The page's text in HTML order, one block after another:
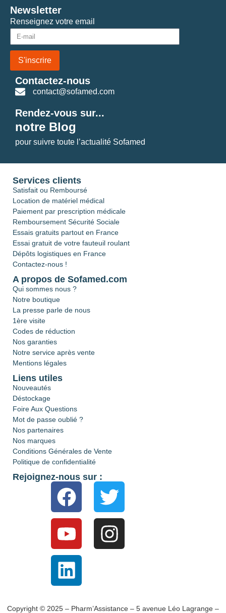
Renseignez votre email
S'inscrire
Newsletter
Contactez-nous
contact@sofamed.com
Rendez-vous sur...
notre Blog
pour suivre toute l’actualité Sofamed
Services clients
Satisfait ou Remboursé
Location de matériel médical
Paiement par prescription médicale
Remboursement Sécurité Sociale
Essais gratuits partout en France
Essai gratuit de votre fauteuil roulant
Dépôts logistiques en France
Contactez-nous !
A propos de Sofamed.com
Qui sommes nous ?
Notre boutique
La presse parle de nous
1ère visite
Codes de réduction
Nos garanties
Notre service après vente
Mentions légales
Liens utiles
Nouveautés
Déstockage
Foire Aux Questions
Mot de passe oublié ?
Nos partenaires
Nos marques
Conditions Générales de Vente
Politique de confidentialité
Rejoignez-nous sur :
Copyright © 2025 – Pharm’Assistance – 5 avenue Léo Lagrange –